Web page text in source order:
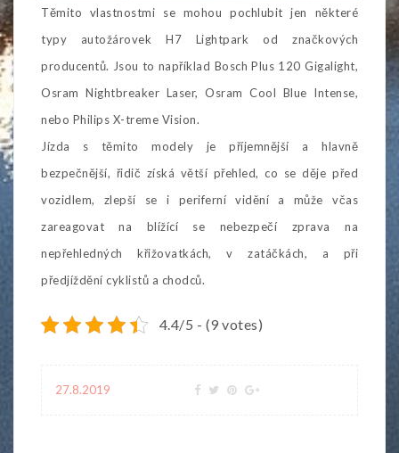
Těmito vlastnostmi se mohou pochlubit jen některé
typy autožárovek H7 Lightpark od značkových
producentů. Jsou to například Bosch Plus 120 Gigalight,
Osram Nightbreaker Laser, Osram Cool Blue Intense,
nebo Philips X-treme Vision.
Jízda s těmito modely je příjemnější a hlavně
bezpečnější, řidič získá větší přehled, co se děje před
vozidlem, zlepší se i periferní vidění a může včas
zareagovat na blížící se nebezpečí zprava na
nepřehledných křižovatkách, v zatáčkách, a při
předjíždění cyklistů a chodců.
4.4/5 - (9 votes)
27.8.2019